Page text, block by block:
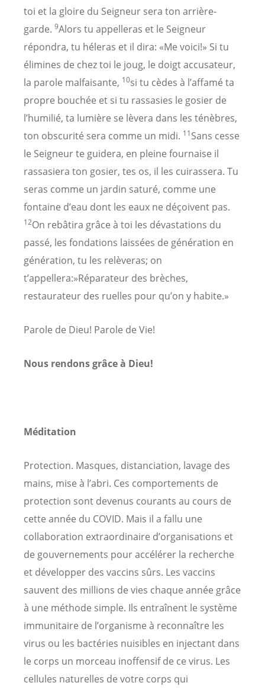
toi et la gloire du Seigneur sera ton arrière-
garde. 9Alors tu appelleras et le Seigneur
répondra, tu héleras et il dira: «Me voici!» Si tu
élimines de chez toi le joug, le doigt accusateur,
la parole malfaisante, 10si tu cèdes à l’affamé ta
propre bouchée et si tu rassasies le gosier de
l’humilié, ta lumière se lèvera dans les ténèbres,
ton obscurité sera comme un midi. 11Sans cesse
le Seigneur te guidera, en pleine fournaise il
rassasiera ton gosier, tes os, il les cuirassera. Tu
seras comme un jardin saturé, comme une
fontaine d’eau dont les eaux ne déçoivent pas.
12On rebâtira grâce à toi les dévastations du
passé, les fondations laissées de génération en
génération, tu les relèveras; on
t’appellera:»Réparateur des brèches,
restaurateur des ruelles pour qu’on y habite.»
Parole de Dieu! Parole de Vie!
Nous rendons grâce à Dieu!
Méditation
Protection. Masques, distanciation, lavage des
mains, mise à l’abri. Ces comportements de
protection sont devenus courants au cours de
cette année du COVID. Mais il a fallu une
collaboration extraordinaire d’organisations et
de gouvernements pour accélérer la recherche
et développer des vaccins sûrs. Les vaccins
sauvent des millions de vies chaque année grâce
à une méthode simple. Ils entraînent le système
immunitaire de l’organisme à reconnaître les
virus ou les bactéries nuisibles en injectant dans
le corps un morceau inoffensif de ce virus. Les
cellules naturelles de votre corps qui